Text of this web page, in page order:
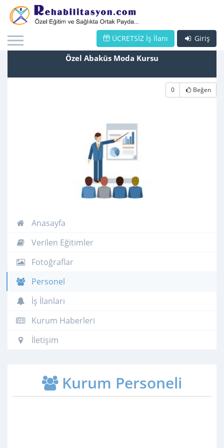
Giriş
ÜCRETSİZ İş İlanı
Özel Abaküs Moda Kursu
0 Beğen
Anasayfa
Verilen Eğitimler
Fotoğraflar
Personel
İş İlanları
Kurum Haberleri
İletişim
Kurum Personeli